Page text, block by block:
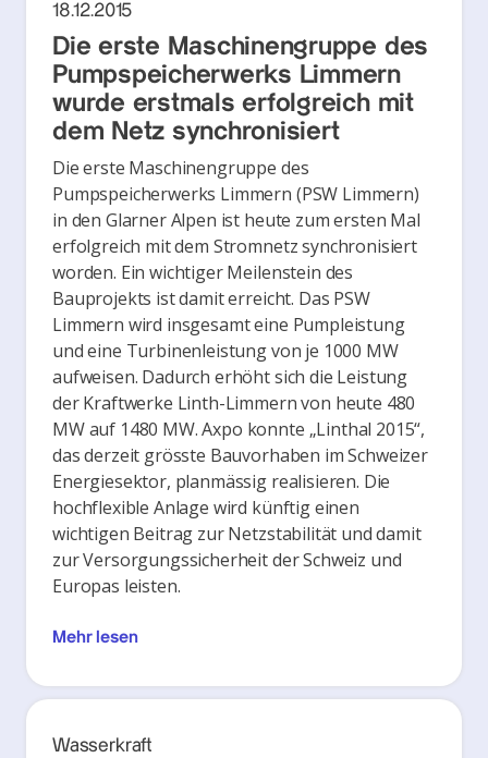
18.12.2015
Die erste Maschinengruppe des
Pumpspeicherwerks Limmern
wurde erstmals erfolgreich mit
dem Netz synchronisiert
Die erste Maschinengruppe des
Pumpspeicherwerks Limmern (PSW Limmern)
in den Glarner Alpen ist heute zum ersten Mal
erfolgreich mit dem Stromnetz synchronisiert
worden. Ein wichtiger Meilenstein des
Bauprojekts ist damit erreicht. Das PSW
Limmern wird insgesamt eine Pumpleistung
und eine Turbinenleistung von je 1000 MW
aufweisen. Dadurch erhöht sich die Leistung
der Kraftwerke Linth-Limmern von heute 480
MW auf 1480 MW. Axpo konnte „Linthal 2015“,
das derzeit grösste Bauvorhaben im Schweizer
Energiesektor, planmässig realisieren. Die
hochflexible Anlage wird künftig einen
wichtigen Beitrag zur Netzstabilität und damit
zur Versorgungssicherheit der Schweiz und
Europas leisten.
Mehr lesen
Wasserkraft